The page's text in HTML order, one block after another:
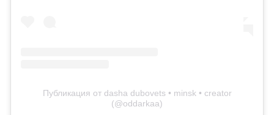
Публикация от dasha dubovets • minsk • creator
(@oddarkaa)